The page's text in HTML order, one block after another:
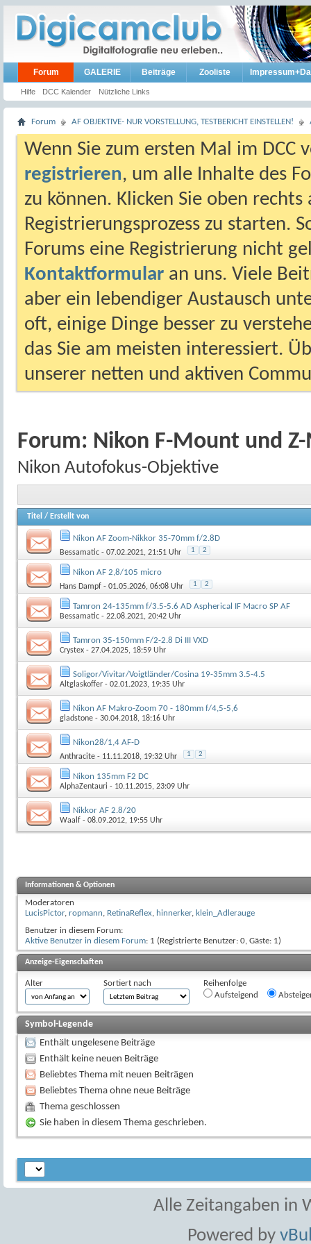
Forum
Hilfe DCC Kalender Nützliche Links
GALERIE Beiträge Zooliste
Forum AF OBJEKTIVE- NUR VORSTELLUNG, TESTBERICHT EINSTELLEN!
Wenn Sie zum ersten Mal im DCC
registrieren, um alle Inhalte des
zu können. Klicken Sie oben
Registrierungsprozess zu starten.
Forums eine Registrierung nicht
Kontaktformular an uns. Viele
aber ein lebendiger Austausch
oft, einige Dinge besser zu
das Sie am meisten interessiert.
unserer netten und aktiven
Forum: Nikon F-Mount und
Nikon Autofokus-Objektive
Titel / Erstellt von
Nikon AF Zoom-Nikkor 35-70mm f/2.8D
Bessamatic - 07.02.2021, 21:51 Uhr 1 2
Nikon AF 2,8/105 micro
Hans Dampf - 01.05.2026, 06:08 Uhr 1 2
Tamron 24-135mm f/3.5-5.6 AD Aspherical IF Macro SP AF
Bessamatic - 22.08.2021, 20:42 Uhr
Tamron 35-150mm F/2-2.8 Di III VXD
Crystex - 27.04.2025, 18:59 Uhr
Soligor/Vivitar/Voigtländer/Cosina 19-35mm 3.5-4.5
Altglaskoffer - 02.01.2023, 19:35 Uhr
Nikon AF Makro-Zoom 70 - 180mm f/4,5-5,6
gladstone - 30.04.2018, 18:16 Uhr
Nikon28/1,4 AF-D
Anthracite - 11.11.2018, 19:32 Uhr 1 2
Nikon 135mm F2 DC
AlphaZentauri - 10.11.2015, 23:09 Uhr
Nikkor AF 2.8/20
Waalf - 08.09.2012, 19:55 Uhr
Informationen & Optionen
Moderatoren
LucisPictor, ropmann, RetinaReflex, hinnerker, klein_Adlerauge
Benutzer in diesem Forum:
Aktive Benutzer in diesem Forum: 1 (Registrierte Benutzer: 0, Gäste: 1)
Anzeige-Eigenschaften
Alter Sortiert nach
Reihenfolge
Aufsteigend
Symbol-Legende
Enthält ungelesene Beiträge
Enthält keine neuen Beiträge
Beliebtes Thema mit neuen Beiträgen
Beliebtes Thema ohne neue Beiträge
Thema geschlossen
Sie haben in diesem Thema geschrieben.
Alle Zeitangaben in
Powered by